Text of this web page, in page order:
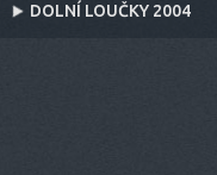
DOLNÍ LOUČKY 2004